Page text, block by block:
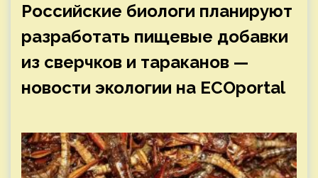
Российские биологи планируют
разработать пищевые добавки
из сверчков и тараканов —
новости экологии на ECOportal